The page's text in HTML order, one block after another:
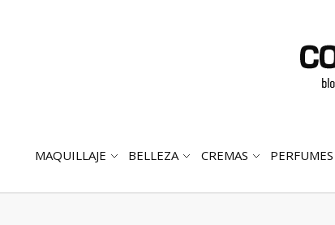
ABRIR
MAQUILLAJE
ABRIR
BELLEZA
ABRIR
CREMAS PERFUMES